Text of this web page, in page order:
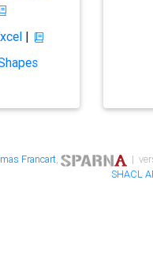
|
Francart,
|
SHACL